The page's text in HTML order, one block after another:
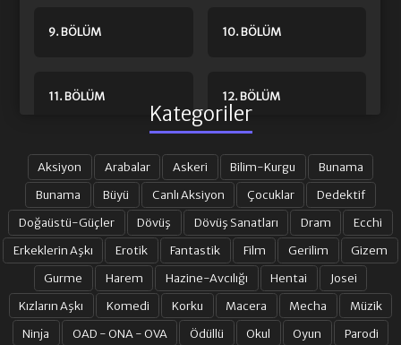
9. BÖLÜM 10. BÖLÜM
11. BÖLÜM 12. BÖLÜM
13. BÖLÜM 14. BÖLÜM
15. BÖLÜM 16. BÖLÜM
17. BÖLÜM 18. BÖLÜM
Kategoriler
Aksiyon Arabalar Askeri Bilim-Kurgu
Bunama
Bunama
Büyü Canlı Aksiyon Çocuklar
Dedektif
Doğaüstü-Güçler
Dövüş Dövüş Sanatları Dram
Ecchi
Erkeklerin Aşkı
Erotik Fantastik Film Gerilim
Gizem
Gurme
Harem Hazine-Avcılığı Hentai
Josei
Kızların Aşkı
Komedi Korku Macera Mecha
Müzik
Ninja
OAD - ONA - OVA Ödüllü Okul Oyun
Parodi